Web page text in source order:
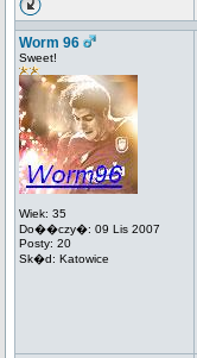
Worm 96
Sweet!
Wiek: 35
Do��czy�: 09 Lis 2007
Posty: 20
Sk�d: Katowice